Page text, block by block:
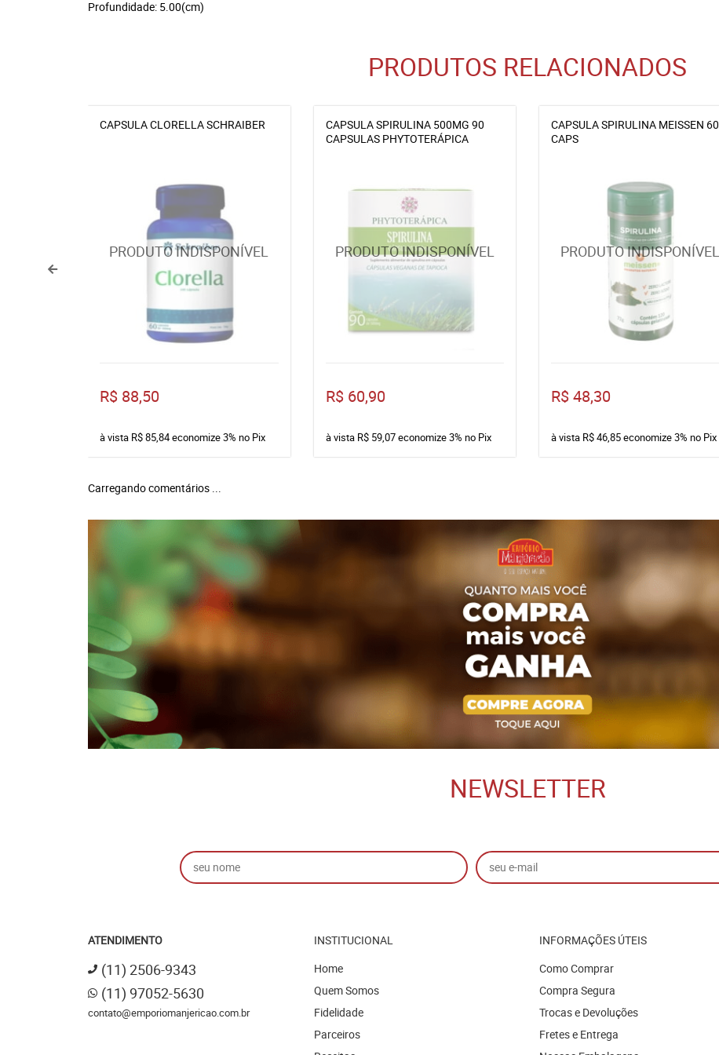
Profundidade: 5.00(cm)
PRODUTOS RELACIONADOS
CAPSULA CLORELLA SCHRAIBER
R$ 88,50
à vista R$ 85,84economize3% no Pix
CAPSULA SPIRULINA 500MG 90
CAPSULAS PHYTOTERÁPICA
R$ 60,90
à vista R$ 59,07economize3% no Pix
CAPSULA SPIRULINA MEISSEN 60
CAPS
R$ 48,30
à vista R$ 46,85economize3% no Pix
Carregando comentários ...
NEWSLETTER
ATENDIMENTO
(11) 2506-9343
(11) 97052-5630
contato@emporiomanjericao.com.br
INSTITUCIONAL
Home
Quem Somos
Fidelidade
Parceiros
INFORMAÇÕES ÚTEIS
Como Comprar
Compra Segura
Trocas e Devoluções
Fretes e Entrega